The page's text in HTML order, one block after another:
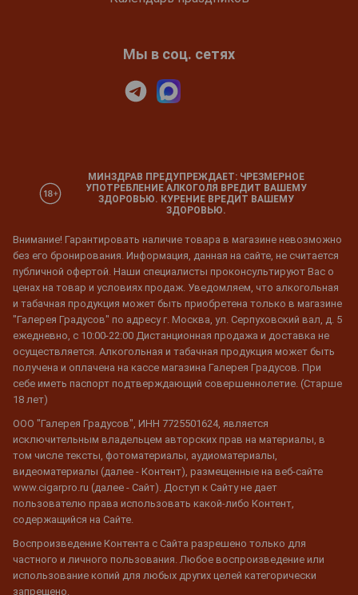
Мы в соц. сетях
МИНЗДРАВ ПРЕДУПРЕЖДАЕТ: ЧРЕЗМЕРНОЕ
УПОТРЕБЛЕНИЕ АЛКОГОЛЯ ВРЕДИТ ВАШЕМУ
ЗДОРОВЬЮ. КУРЕНИЕ ВРЕДИТ ВАШЕМУ
ЗДОРОВЬЮ.
Внимание! Гарантировать наличие товара в магазине невозможно
без его бронирования. Информация, данная на сайте, не считается
публичной офертой. Наши специалисты проконсультируют Вас о
ценах на товар и условиях продаж. Уведомляем, что алкогольная
и табачная продукция может быть приобретена только в магазине
"Галерея Градусов" по адресу г. Москва, ул. Серпуховский вал, д. 5
ежедневно, с 10:00-22:00 Дистанционная продажа и доставка не
осуществляется. Алкогольная и табачная продукция может быть
получена и оплачена на кассе магазина Галерея Градусов. При
себе иметь паспорт подтверждающий совершеннолетие. (Старше
18 лет)
ООО "Галерея Градусов", ИНН 7725501624, является
исключительным владельцем авторских прав на материалы, в
том числе тексты, фотоматериалы, аудиоматериалы,
видеоматериалы (далее - Контент), размещенные на веб-сайте
www.cigarpro.ru (далее - Сайт). Доступ к Сайту не дает
пользователю права использовать какой-либо Контент,
содержащийся на Сайте.
Воспроизведение Контента с Сайта разрешено только для
частного и личного пользования. Любое воспроизведение или
использование копий для любых других целей категорически
запрещено.